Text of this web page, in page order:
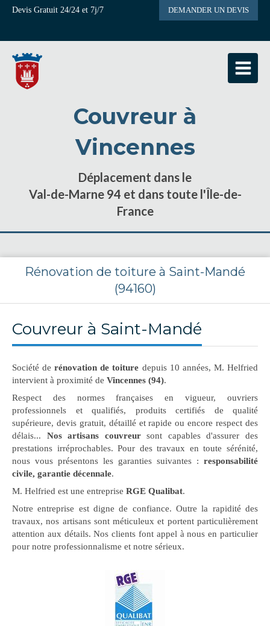
Devis Gratuit 24/24 et 7j/7 DEMANDER UN DEVIS
Couvreur à
Vincennes
Déplacement dans le
Val-de-Marne 94 et dans toute l'Île-de-
France
Rénovation de toiture à Saint-Mandé
(94160)
Couvreur à Saint-Mandé
Société derénovation de toiture depuis 10 années, M. Helfried
intervient à proximité de Vincennes (94).
Respect des normes françaises en vigueur, ouvriers
professionnels et qualifiés, produits certifiés de qualité
supérieure, devis gratuit, détaillé et rapide ou encore respect des
délais... Nos artisans couvreursont capables d'assurer des
prestations irréprochables. Pour des travaux en toute sérénité,
nous vous présentons les garanties suivantes : responsabilité
civile, garantie décennale.
M. Helfried est une entreprise RGE Qualibat.
Notre entreprise est digne de confiance. Outre la rapidité des
travaux, nos artisans sont méticuleux et portent particulièrement
attention aux détails. Nos clients font appel à nous en particulier
pour notre professionnalisme et notre sérieux.